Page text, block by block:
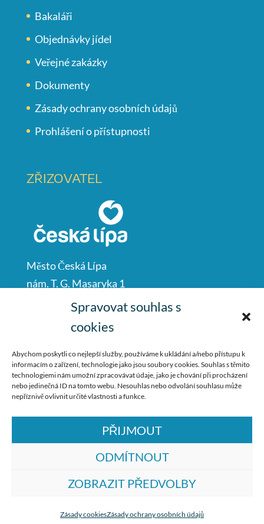
Spravovat souhlas s
cookies
Abychom poskytli co nejlepší služby, používáme k ukládání a/nebo přístupu k
informacím o zařízení, technologie jako jsou soubory cookies. Souhlas s těmito
technologiemi nám umožní zpracovávat údaje, jako je chování při procházení
nebo jedinečná ID na tomto webu. Nesouhlas nebo odvolání souhlasu může
nepříznivě ovlivnit určité vlastnosti a funkce.
PŘIJMOUT
ODMÍTNOUT
ZOBRAZIT PŘEDVOLBY
Zásady cookiesZásady ochrany osobních údajů
Bakaláři
Objednávky jídel
Veřejné zakázky
Dokumenty
Zásady ochrany osobních údajů
Prohlášení o přístupnosti
ZŘIZOVATEL
Město Česká Lípa
nám. T. G. Masaryka 1
Česká Lípa
487 881 111
podatelna@mucl.cz
společnostTrollComputers s.r.o.